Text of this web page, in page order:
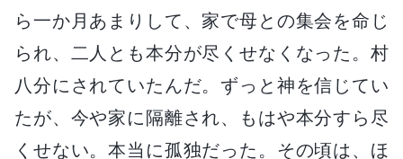
ら一か月あまりして、家で母との集会を命じ
られ、二人とも本分が尽くせなくなった。村
八分にされていたんだ。ずっと神を信じてい
たが、今や家に隔離され、もはや本分すら尽
くせない。本当に孤独だった。その頃は、ほ